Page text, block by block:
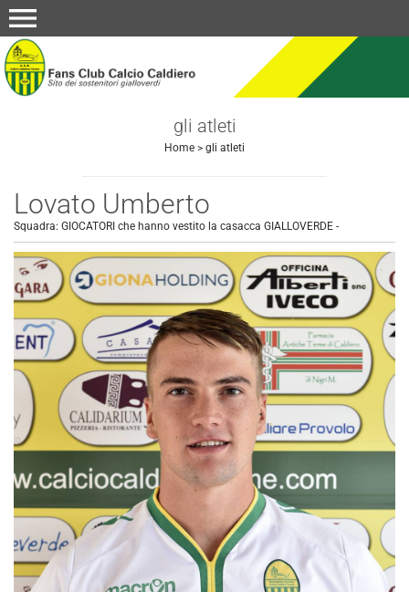
menu
gli atleti
Home > gli atleti
Lovato Umberto
Squadra: GIOCATORI che hanno vestito la casacca GIALLOVERDE -